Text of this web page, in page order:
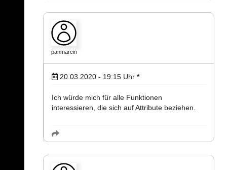
panmarcin
20.03.2020 - 19:15 Uhr *
Ich würde mich für alle Funktionen
interessieren, die sich auf Attribute beziehen.